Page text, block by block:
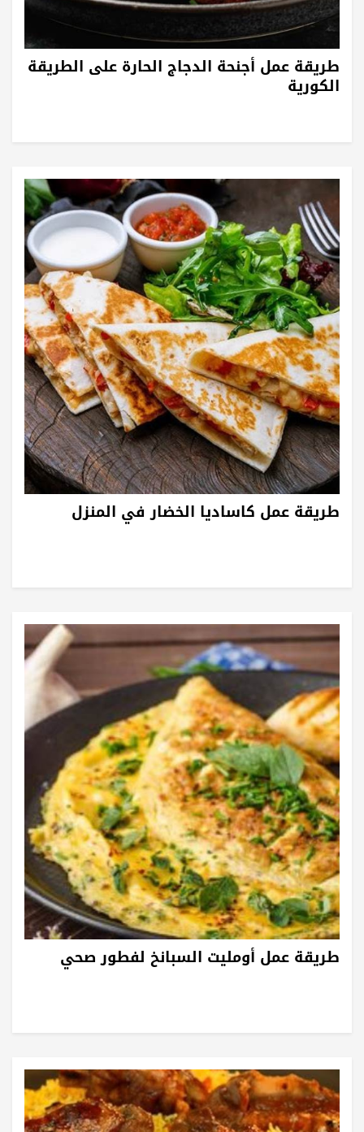
طريقة عمل أجنحة الدجاج الحارة على الطريقة
الكورية
طريقة عمل كاساديا الخضار في المنزل
طريقة عمل أومليت السبانخ لفطور صحي